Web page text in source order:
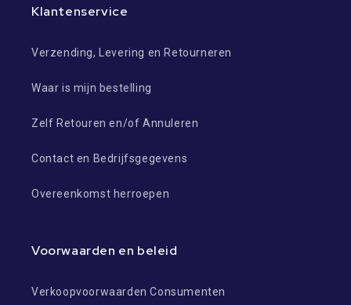
Klantenservice
Verzending, Levering en Retourneren
Waar is mijn bestelling
Zelf Retouren en/of Annuleren
Contact en Bedrijfsgegevens
Overeenkomst herroepen
Voorwaarden en beleid
Verkoopvoorwaarden Consumenten